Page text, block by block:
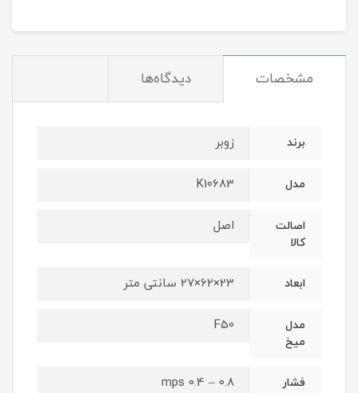
مشخصات دیدگاه‌ها
برند زوبر
مدل K10683
اصالت
کالا
اصل
ابعاد 23×62×27 سانتی متر
مدل
میخ
F50
فشار 0.8 – 0.4 mps